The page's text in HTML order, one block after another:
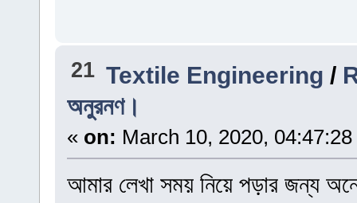
21 Textile Engineering /
অনুরনণ।
« on: March 10, 2020,
আমার লেখা সময় নিয়ে পড়ার জন্য